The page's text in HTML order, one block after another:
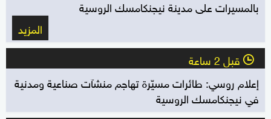
بالمسيرات على مدينة نيجنكامسك الروسية
المزيد
l قبل 2 ساعة
إعلام روسي: طائرات مسيّرة تهاجم منشآت صناعية ومدنية
في نيجنكامسك الروسية